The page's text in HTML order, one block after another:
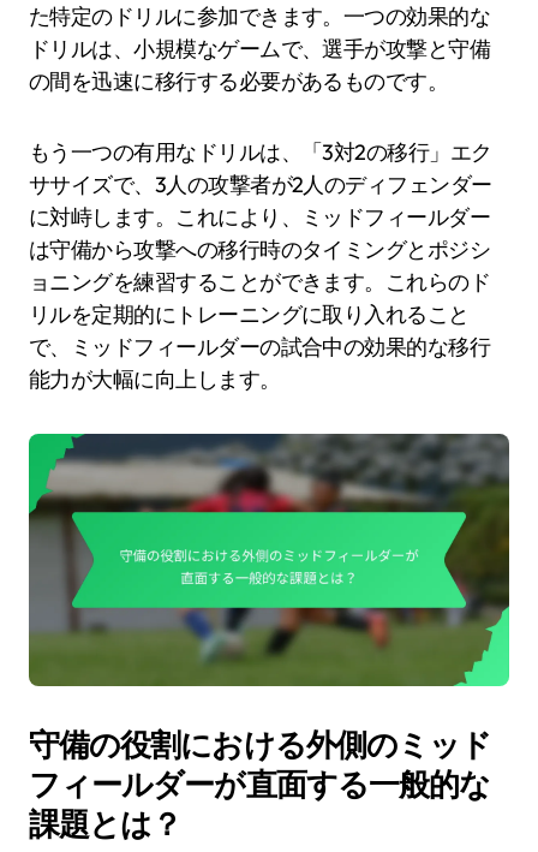
た特定のドリルに参加できます。一つの効果的な
ドリルは、小規模なゲームで、選手が攻撃と守備
の間を迅速に移行する必要があるものです。
もう一つの有用なドリルは、「3対2の移行」エク
ササイズで、3人の攻撃者が2人のディフェンダー
に対峙します。これにより、ミッドフィールダー
は守備から攻撃への移行時のタイミングとポジシ
ョニングを練習することができます。これらのド
リルを定期的にトレーニングに取り入れること
で、ミッドフィールダーの試合中の効果的な移行
能力が大幅に向上します。
守備の役割における外側のミッド
フィールダーが直面する一般的な
課題とは？